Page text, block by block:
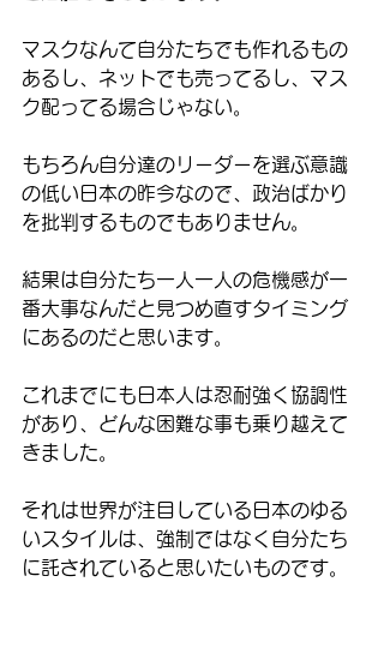
マスクなんて自分たちでも作れるもの
あるし、ネットでも売ってるし、マス
ク配ってる場合じゃない。
もちろん自分達のリーダーを選ぶ意識
の低い日本の昨今なので、政治ばかり
を批判するものでもありません。
結果は自分たち一人一人の危機感が一
番大事なんだと見つめ直すタイミング
にあるのだと思います。
これまでにも日本人は忍耐強く協調性
があり、どんな困難な事も乗り越えて
きました。
それは世界が注目している日本のゆる
いスタイルは、強制ではなく自分たち
に託されていると思いたいものです。